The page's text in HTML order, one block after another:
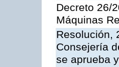
Decreto 26/
Máquinas
Resolución,
Consejería
se aprueba